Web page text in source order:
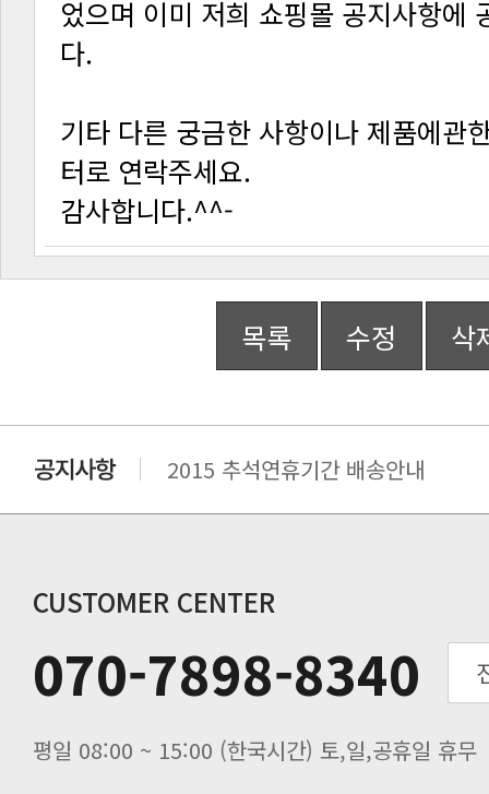
다.
터로 연락주세요.
감사합니다.^^-
목록 수정 삭
2015 추석연휴기간 배송안내
추수감사절 배송안내
추석기간 배송안내
노동절(9월3일) 배송업무 안내
입금 고객님을 찾습니다.
CUSTOMER CENTER
070-7898-8340
평일 08:00 ~ 15:00 (한국시간) 토,일,공휴일 휴무